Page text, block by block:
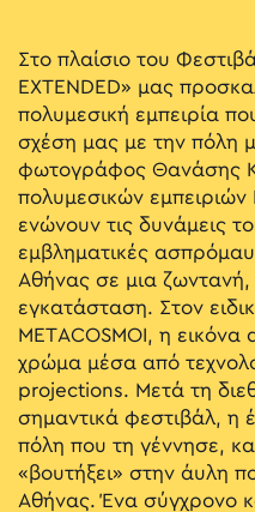
Στο πλαίσιο του
EXTENDED» μας
πολυμεσική εμπειρία
σχέση μας με την πόλη
φωτογράφος Θανάσης
πολυμεσικών
ενώνουν τις δυνάμεις
εμβληματικές
Αθήνας σε μια ζωντανή,
εγκατάσταση. Στον
METACOSMOI, η εικόνα
χρώμα μέσα από
projections. Μετά τη
σημαντικά φεστιβάλ, η
πόλη που τη γέννησε,
«βουτήξει» στην άυλη
Αθήνας. Ένα σύγχρονο